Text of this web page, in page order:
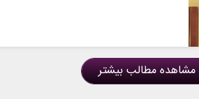
مشاهده مطالب بیشتر